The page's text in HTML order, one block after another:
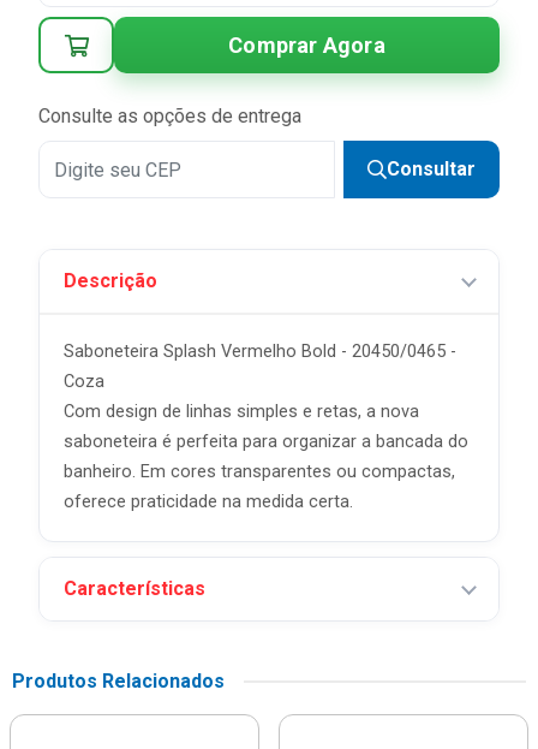
Comprar Agora
Consulte as opções de entrega
Consultar
Descrição
Saboneteira Splash Vermelho Bold - 20450/0465 -
Coza
Com design de linhas simples e retas, a nova
saboneteira é perfeita para organizar a bancada do
banheiro. Em cores transparentes ou compactas,
oferece praticidade na medida certa.
Características
Produtos Relacionados